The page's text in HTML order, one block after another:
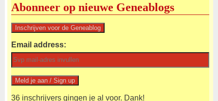
Abonneer op nieuwe Geneablogs
Email address:
36 inschrijvers gingen je al voor. Dank!